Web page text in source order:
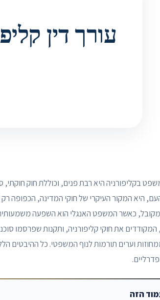
עורך דין
בקליפורניה היא רבת פנים, וכוללת חוק חוקתי,
היא המקור העיקרי של חוקי המדינה,
כאשר המשפט האנגלי הוא השפעה
המקודדים את חוקי קליפורניה, ותקנות שפרסמו
וערים תורמות לנוף המשפטי. כל ההיבטים
הזה